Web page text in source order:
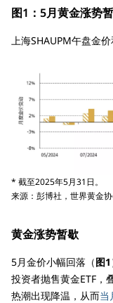
图1：5月黄金涨势
上海SHAUPM午盘金
* 截至2025年5月31日。
来源：彭博社，世界黄金
黄金涨势暂歇
5月金价小幅回落（图1
投资者抛售黄金ETF，
热潮出现降温，从而当